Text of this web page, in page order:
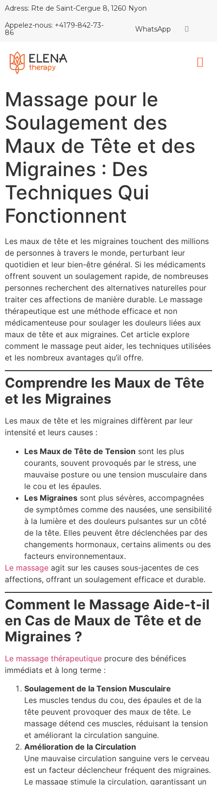
Adress: Rte de Saint-Cergue 8, 1260 Nyon
Appelez-nous: +4179-842-73-
86
WhatsApp
Massage pour le
Soulagement des
Maux de Tête et des
Migraines : Des
Techniques Qui
Fonctionnent
Les maux de tête et les migraines touchent des millions
de personnes à travers le monde, perturbant leur
quotidien et leur bien-être général. Si les médicaments
offrent souvent un soulagement rapide, de nombreuses
personnes recherchent des alternatives naturelles pour
traiter ces affections de manière durable. Le massage
thérapeutique est une méthode efficace et non
médicamenteuse pour soulager les douleurs liées aux
maux de tête et aux migraines. Cet article explore
comment le massage peut aider, les techniques utilisées
et les nombreux avantages qu’il offre.
Comprendre les Maux de Tête
et les Migraines
Les maux de tête et les migraines diffèrent par leur
intensité et leurs causes :
Les Maux de Tête de Tension sont les plus
courants, souvent provoqués par le stress, une
mauvaise posture ou une tension musculaire dans
le cou et les épaules.
Les Migraines sont plus sévères, accompagnées
de symptômes comme des nausées, une sensibilité
à la lumière et des douleurs pulsantes sur un côté
de la tête. Elles peuvent être déclenchées par des
changements hormonaux, certains aliments ou des
facteurs environnementaux.
Le massage agit sur les causes sous-jacentes de ces
affections, offrant un soulagement efficace et durable.
Comment le Massage Aide-t-il
en Cas de Maux de Tête et de
Migraines ?
Le massage thérapeutique procure des bénéfices
immédiats et à long terme :
Soulagement de la Tension Musculaire
Les muscles tendus du cou, des épaules et de la
tête peuvent provoquer des maux de tête. Le
massage détend ces muscles, réduisant la tension
et améliorant la circulation sanguine.
Amélioration de la Circulation
Une mauvaise circulation sanguine vers le cerveau
est un facteur déclencheur fréquent des migraines.
Le massage stimule la circulation, garantissant un